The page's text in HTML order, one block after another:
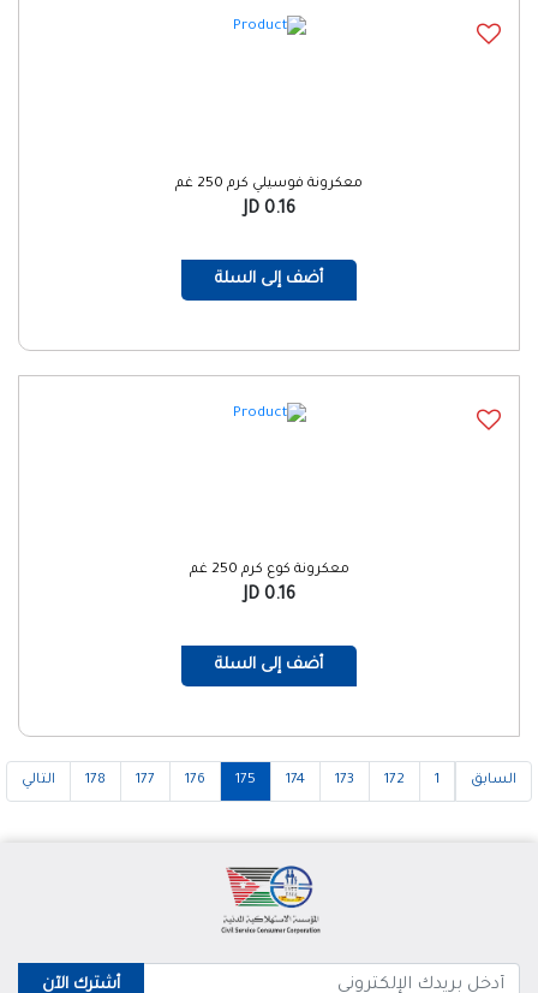
معكرونة فوسيلي كرم 250 غم
0.16 JD
أضف إلى السلة
معكرونة كوع كرم 250 غم
0.16 JD
أضف إلى السلة
السابق 1
172
173
174
175
176
177
178 التالي
أشترك الآن